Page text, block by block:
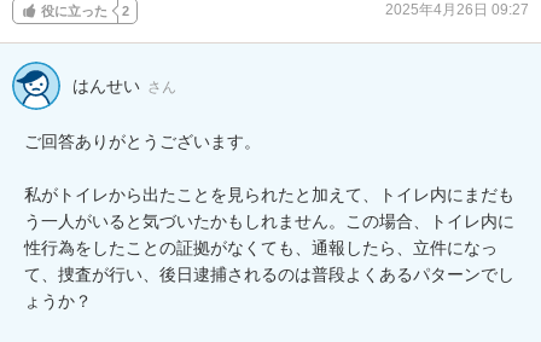
役に立った 2 2025年4月26日 09:27
はんせい さん
ご回答ありがとうございます。
私がトイレから出たことを見られたと加えて、トイレ内にまだも
う一人がいると気づいたかもしれません。この場合、トイレ内に
性行為をしたことの証拠がなくても、通報したら、立件になっ
て、捜査が行い、後日逮捕されるのは普段よくあるパターンでし
ょうか？